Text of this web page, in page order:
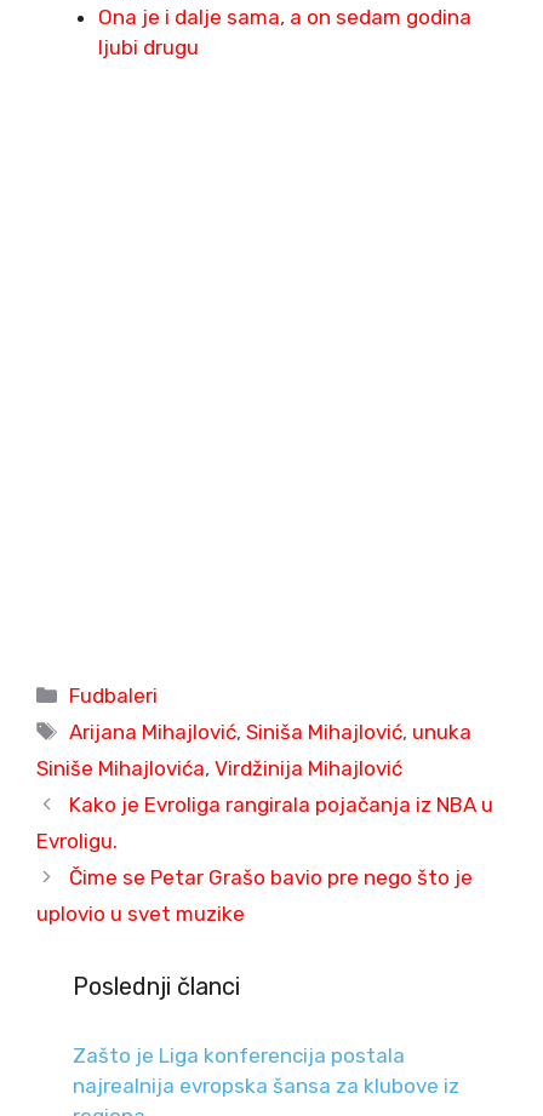
Ona je i dalje sama, a on sedam godina
ljubi drugu
Categories
Fudbaleri
Tags
Arijana Mihajlović,Siniša Mihajlović, unuka
Siniše Mihajlovića, Virdžinija Mihajlović
Kako je Evroliga rangirala pojačanja iz NBA u
Evroligu.
Čime se Petar Grašo bavio pre nego što je
uplovio u svet muzike
Poslednji članci
Zašto je Liga konferencija postala
najrealnija evropska šansa za klubove iz